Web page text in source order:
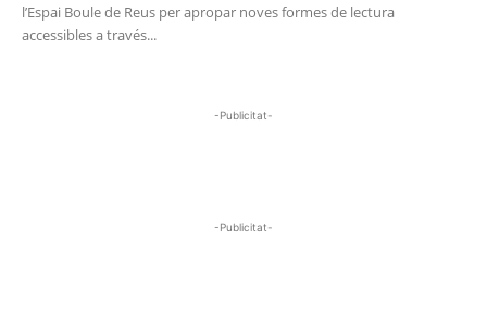
l’Espai Boule de Reus per apropar noves formes de lectura
accessibles a través...
-Publicitat-
-Publicitat-